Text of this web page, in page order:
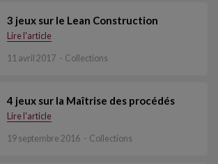
3 jeux sur le Lean Construction
Lire l'article
11 avril 2017 Collections
4 jeux sur la Maîtrise des procédés
Lire l'article
19 septembre 2016 Collections